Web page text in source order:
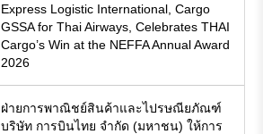
Express Logistic International, Cargo
GSSA for Thai Airways, Celebrates THAI
Cargo’s Win at the NEFFA Annual Award
2026
ฝ่ายการพาณิชย์สินค้าและไปรษณียภัณฑ์
บริษัท การบินไทย จำกัด (มหาชน) ให้การ